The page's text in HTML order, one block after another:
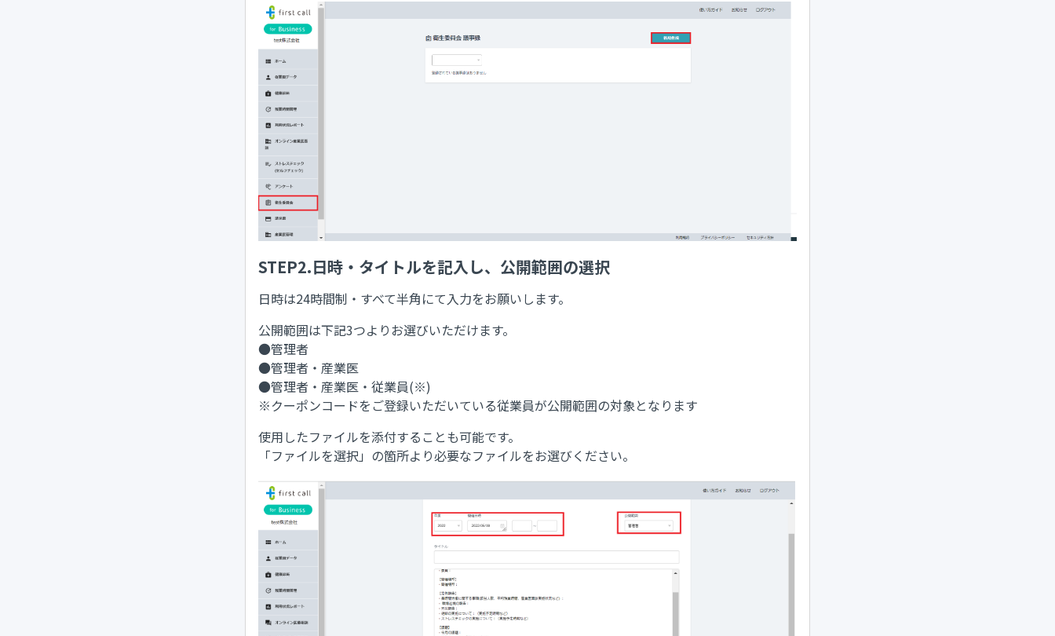
STEP2.日時・タイトルを記入し、公開範囲の選択
日時は24時間制・すべて半角にて入力をお願いします。
公開範囲は下記3つよりお選びいただけます。
●管理者
●管理者・産業医
●管理者・産業医・従業員(※)
※クーポンコードをご登録いただいている従業員が公開範囲の対象となります
使用したファイルを添付することも可能です。
「ファイルを選択」の箇所より必要なファイルをお選びください。